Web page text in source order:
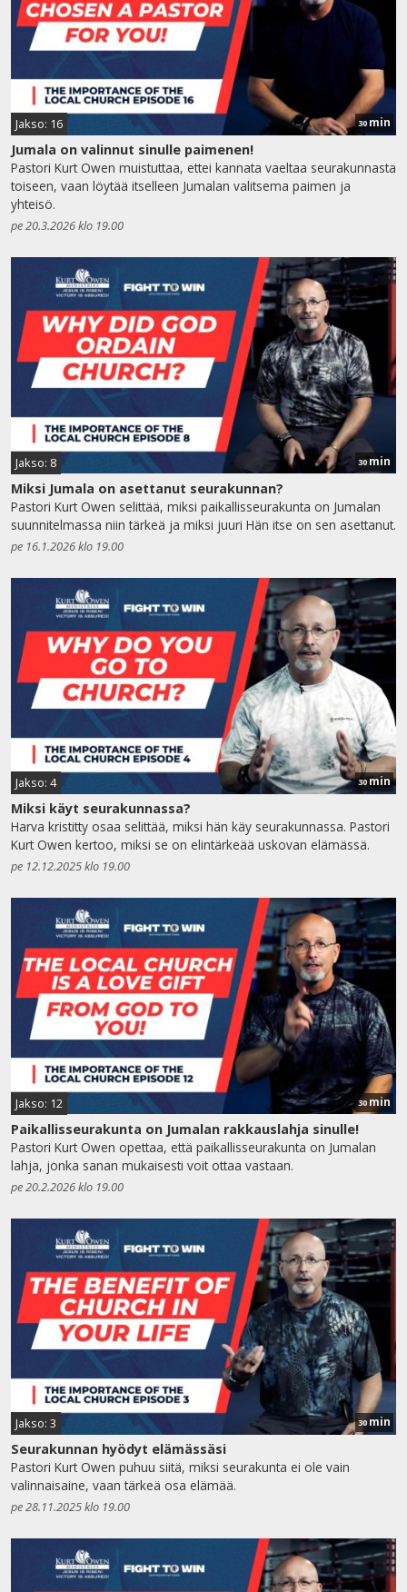
Jakso: 16 30 min
Jumala on valinnut sinulle paimenen!
Pastori Kurt Owen muistuttaa, ettei kannata vaeltaa seurakunnasta
toiseen, vaan löytää itselleen Jumalan valitsema paimen ja
yhteisö.
pe 20.3.2026 klo 19.00
Jakso: 8 30min
Miksi Jumala on asettanut seurakunnan?
Pastori Kurt Owen selittää, miksi paikallisseurakunta on Jumalan
suunnitelmassa niin tärkeä ja miksi juuri Hän itse on sen asettanut.
pe 16.1.2026 klo 19.00
Jakso: 4 30min
Miksi käyt seurakunnassa?
Harva kristitty osaa selittää, miksi hän käy seurakunnassa. Pastori
Kurt Owen kertoo, miksi se on elintärkeää uskovan elämässä.
pe 12.12.2025 klo 19.00
Jakso: 12 30min
Paikallisseurakunta on Jumalan rakkauslahja sinulle!
Pastori Kurt Owen opettaa, että paikallisseurakunta on Jumalan
lahja, jonka sanan mukaisesti voit ottaa vastaan.
pe 20.2.2026 klo 19.00
Jakso: 3 30min
Seurakunnan hyödyt elämässäsi
Pastori Kurt Owen puhuu siitä, miksi seurakunta ei ole vain
valinnaisaine, vaan tärkeä osa elämää.
pe 28.11.2025 klo 19.00